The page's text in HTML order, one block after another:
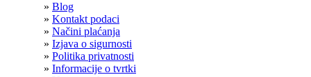
» Blog
» Kontakt podaci
» Načini plaćanja
» Izjava o sigurnosti
» Politika privatnosti
» Informacije o tvrtki